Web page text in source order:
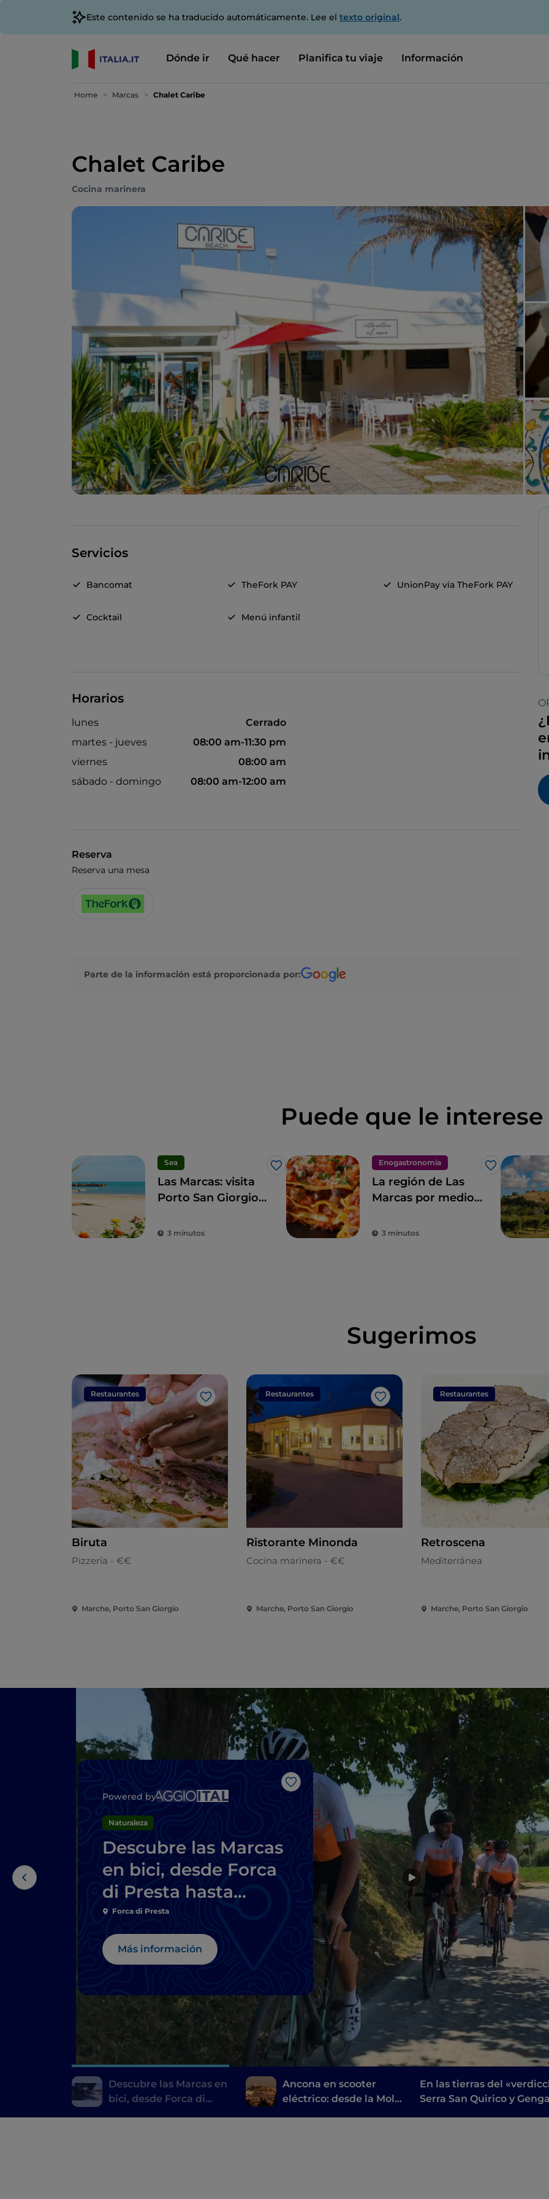
Este contenido se ha traducido automáticamente. Lee el texto original.
Dónde ir Qué hacer Planifica tu viaje Información
Home Marcas Chalet Caribe
Chalet Caribe
Cocina marinera
Servicios
Bancomat TheFork PAY UnionPay via TheFork PAY
Cocktail Menú infantil
Horarios
lunes
Cerrado
martes - jueves
08:00 am-11:30 pm
viernes
08:00 am
sábado - domingo
08:00 am-12:00 am
Reserva
Reserva una mesa
Parte de la información está proporcionada por:
Puede que le interese
Sea
Me gusta
Las Marcas: visita
Porto San Giorgio
las tradiciones
3 minutos
Enogastronomía
Me gusta
La región de Las
Marcas por medio
Gabriele Bonci
3 minutos
Sugerimos
Restaurantes
Me gusta
Biruta
Pizzería - €€
Marche, Porto San Giorgio
Restaurantes
Me gusta
Ristorante Minonda
Cocina marinera - €€
Marche, Porto San Giorgio
Restaurantes
Retroscena
Mediterránea
Marche, Porto San Giorgio
Me gusta
Powered by
Naturaleza
Descubre las Marcas
en bici, desde Forca
di Presta hasta
Pescara del Tronto
Forca di Presta
Más información
Descubre las Marcas en
bici, desde Forca di
Ancona en scooter
eléctrico: desde la Mole
En las tierras del
Serra San Quirico y